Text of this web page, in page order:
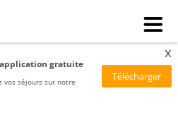
gratuite
vos séjours sur notre
x